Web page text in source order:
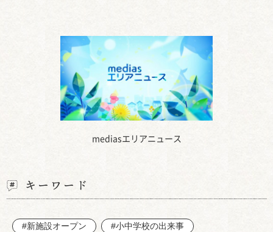
mediasエリアニュース
キーワード
#新施設オープン #小中学校の出来事